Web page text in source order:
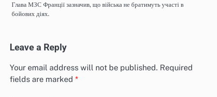
Глава МЗС Франції зазначив, що війська не братимуть участі в
бойових діях.
Leave a Reply
Your email address will not be published. Required
fields are marked *